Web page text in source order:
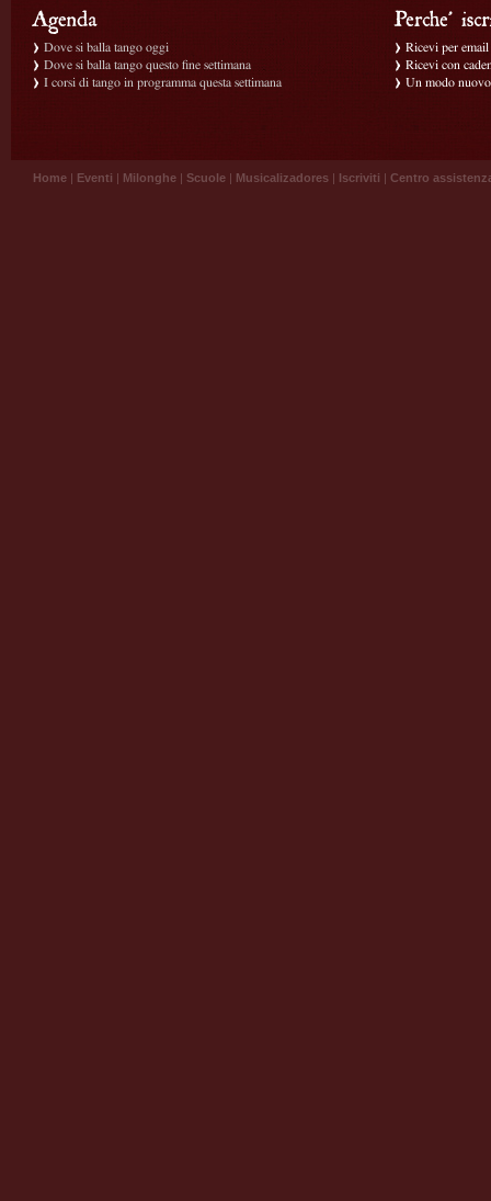
Dove si balla tango oggi
Dove si balla tango questo fine settimana
I corsi di tango in programma questa settimana
Ricevi per
Ricevi con
Un modo
Home | Eventi | Milonghe | Scuole | Musicalizadores | Iscriviti | Centro